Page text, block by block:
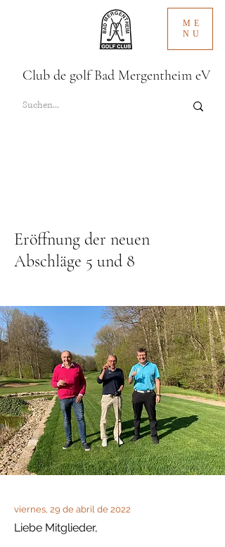
ME
NU
Club de golf Bad Mergentheim eV
Eröffnung der neuen
Abschläge 5 und 8
viernes, 29 de abril de 2022
Liebe Mitglieder,